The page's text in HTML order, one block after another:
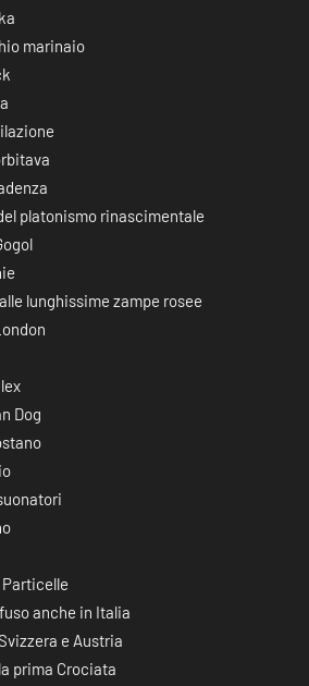
marinaio
platonismo rinascimentale
lunghissime zampe rosee
Dog
anche in Italia
e Austria
prima Crociata